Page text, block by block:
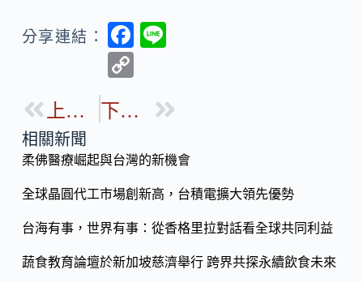
分享連結：
F
b
o
k
p
Li
n
k
上一篇 下一篇
相關新聞
柔佛醫療崛起與台灣的新機會
全球晶圓代工市場創新高，台積電擴大領先優勢
台海有事，世界有事：從香格里拉對話看全球共同利益
蔬食教育論壇於新加坡慈濟舉行 跨界共探永續飲食未來